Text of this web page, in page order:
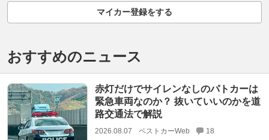
マイカー登録をする
おすすめのニュース
赤灯だけでサイレンなしのパトカーは
緊急車両なのか？ 抜いていいのかを道
路交通法で解説
2026.08.07 ベストカーWeb 18